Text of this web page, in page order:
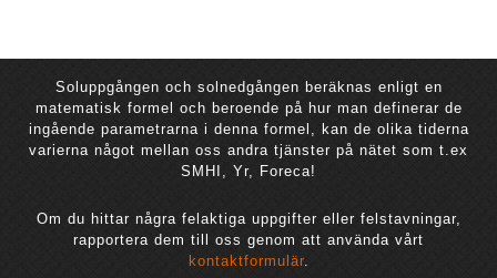
Soluppgången och solnedgången beräknas enligt en
matematisk formel och beroende på hur man definerar de
ingående parametrarna i denna formel, kan de olika tiderna
varierna något mellan oss andra tjänster på nätet som t.ex
SMHI, Yr, Foreca!
Om du hittar några felaktiga uppgifter eller felstavningar,
rapportera dem till oss genom att använda vårt
kontaktformulär.